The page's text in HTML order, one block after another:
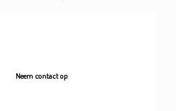
Neem contact op